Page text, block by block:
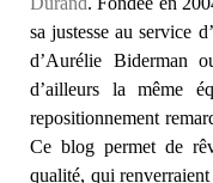
sa justesse au service
d’Aurélie Biderman
d’ailleurs la même
repositionnement
Ce blog permet de
qualité, qui